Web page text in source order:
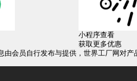
小程序查看
获取更多优惠
会员自行发布与提供，世界工厂网对产